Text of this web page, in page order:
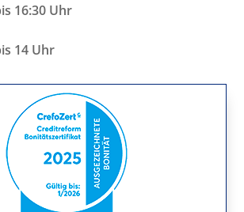
16:30 Uhr
14 Uhr